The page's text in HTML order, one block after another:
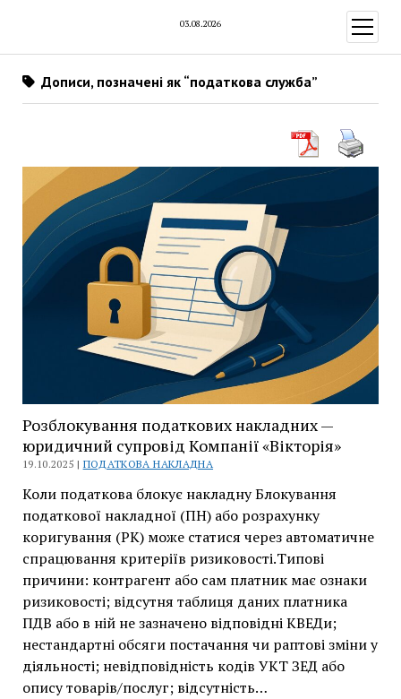
03.08.2026
меню
Дописи, позначені як “податкова служба”
Розблокування податкових накладних —
юридичний супровід Компанії «Вікторія»
19.10.2025 | ПОДАТКОВА НАКЛАДНА
Коли податкова блокує накладну Блокування
податкової накладної (ПН) або розрахунку
коригування (РК) може статися через автоматичне
спрацювання критеріїв ризиковості.Типові
причини: контрагент або сам платник має ознаки
ризиковості; відсутня таблиця даних платника
ПДВ або в ній не зазначено відповідні КВЕДи;
нестандартні обсяги постачання чи раптові зміни у
діяльності; невідповідність кодів УКТ ЗЕД або
опису товарів/послуг; відсутність…